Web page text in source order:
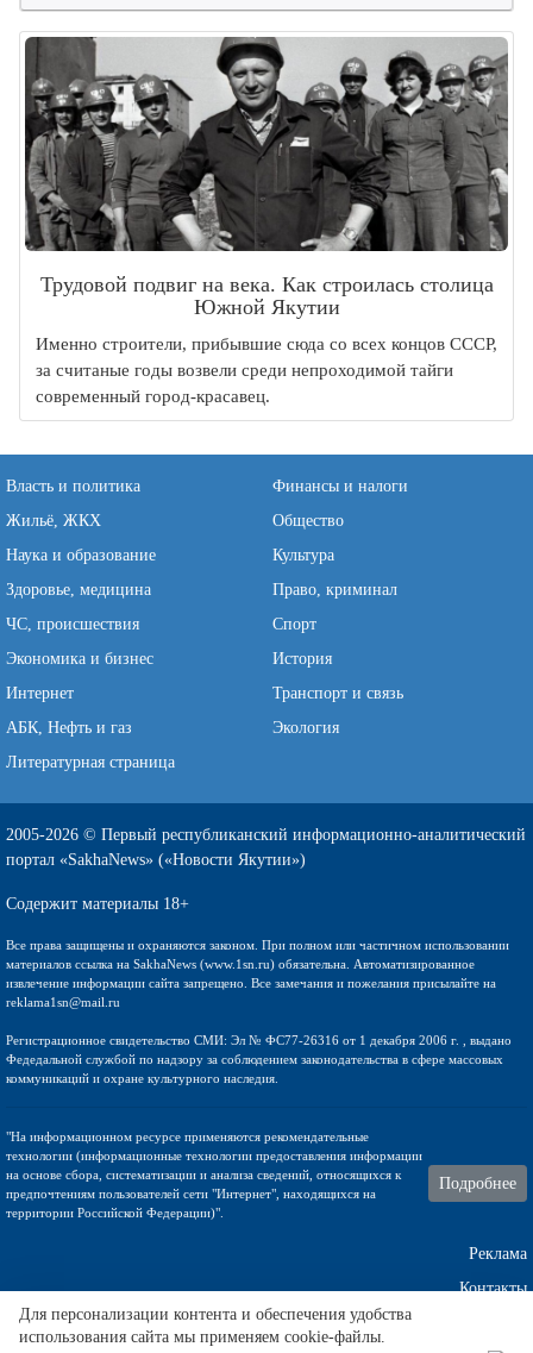
Трудовой подвиг на века. Как строилась столица
Южной Якутии
Именно строители, прибывшие сюда со всех концов СССР,
за считаные годы возвели среди непроходимой тайги
современный город-красавец.
Власть и политика
Финансы и налоги
Жильё, ЖКХ
Общество
Наука и образование
Культура
Здоровье, медицина
Право, криминал
ЧС, происшествия
Спорт
Экономика и бизнес
История
Интернет
Транспорт и связь
АБК, Нефть и газ
Экология
Литературная страница
2005-2026 © Первый республиканский информационно-аналитический
портал «SakhaNews» («Новости Якутии»)
Содержит материалы 18+
Все права защищены и охраняются законом. При полном или частичном использовании
материалов ссылка на SakhaNews (www.1sn.ru) обязательна. Автоматизированное
извлечение информации сайта запрещено. Все замечания и пожелания присылайте на
reklama1sn@mail.ru
Регистрационное свидетельство СМИ: Эл № ФС77-26316 от 1 декабря 2006 г. , выдано
Федедальной службой по надзору за соблюдением законодательства в сфере массовых
коммуникаций и охране культурного наследия.
"На информационном ресурсе применяются рекомендательные
технологии (информационные технологии предоставления информации
на основе сбора, систематизации и анализа сведений, относящихся к
предпочтениям пользователей сети "Интернет", находящихся на
территории Российской Федерации)".
Подробнее
Реклама
Контакты
Техническа поддержка
Для персонализации контента и обеспечения удобства
использования сайта мы применяем cookie-файлы.